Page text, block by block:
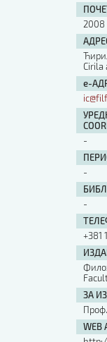
2008
Cirila
е-
-
-
-
+381
ЗА
WEB